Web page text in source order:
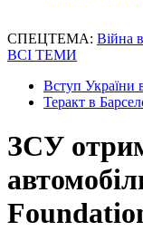
СПЕЦТЕМА: Війна
ВСІ ТЕМИ
Вступ України
Теракт в
ЗСУ